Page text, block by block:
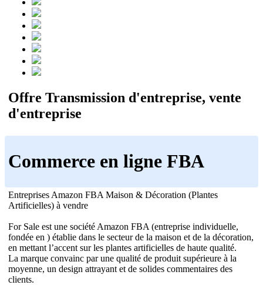
Offre Transmission d'entreprise, vente
d'entreprise
Commerce en ligne FBA
Entreprises Amazon FBA Maison & Décoration (Plantes
Artificielles) à vendre
For Sale est une société Amazon FBA (entreprise individuelle,
fondée en ) établie dans le secteur de la maison et de la décoration,
en mettant l’accent sur les plantes artificielles de haute qualité.
La marque convainc par une qualité de produit supérieure à la
moyenne, un design attrayant et de solides commentaires des
clients.